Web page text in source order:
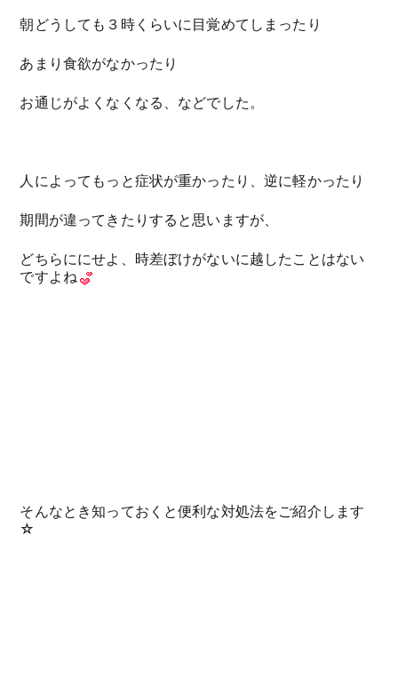
朝どうしても３時くらいに目覚めてしまったり
あまり食欲がなかったり
お通じがよくなくなる、などでした。
人によってもっと症状が重かったり、逆に軽かったり
期間が違ってきたりすると思いますが、
どちらににせよ、時差ぼけがないに越したことはない
ですよね
そんなとき知っておくと便利な対処法をご紹介します
☆